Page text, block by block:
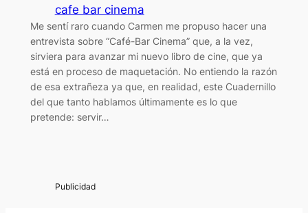
cafe bar cinema
Me sentí raro cuando Carmen me propuso hacer una
entrevista sobre “Café-Bar Cinema” que, a la vez,
sirviera para avanzar mi nuevo libro de cine, que ya
está en proceso de maquetación. No entiendo la razón
de esa extrañeza ya que, en realidad, este Cuadernillo
del que tanto hablamos últimamente es lo que
pretende: servir…